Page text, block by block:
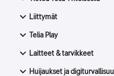
Liittymät
Telia Play
Laitteet & tarvikkeet
Huijaukset ja